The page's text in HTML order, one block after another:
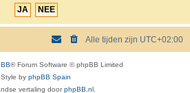
Alle tijden zijn UTC+02:00
® Forum Software © phpBB Limited
Style by phpBB Spain
vertaling doorphpBB.nl